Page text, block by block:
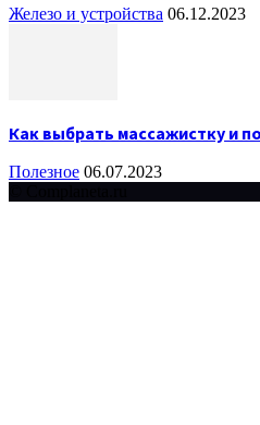
Железо и устройства 06.12.2023
Как выбрать массажистку и
Полезное 06.07.2023